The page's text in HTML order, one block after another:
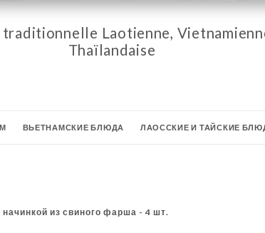
traditionnelle Laotienne,
Thaïlandaise
ВЬЕТНАМСКИЕ БЛЮДА ЛАОССКИЕ И ТАЙСКИЕ
из свиного фарша - 4 шт.